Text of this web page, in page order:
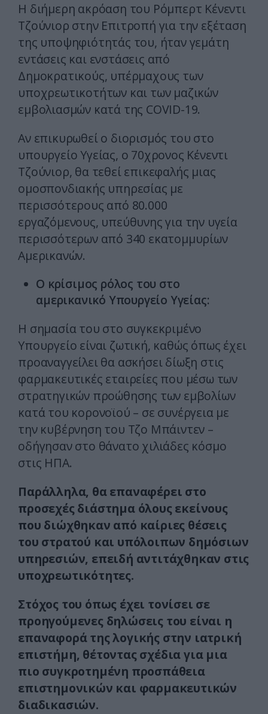
Η διήμερη ακρόαση του Ρόμπερτ Κένεντι
Τζούνιορ στην Επιτροπή για την εξέταση
της υποψηφιότητάς του, ήταν γεμάτη
εντάσεις και ενστάσεις από
Δημοκρατικούς, υπέρμαχους των
υποχρεωτικοτήτων και των μαζικών
εμβολιασμών κατά της COVID-19.
Αν επικυρωθεί ο διορισμός του στο
υπουργείο Υγείας, ο 70χρονος Κένεντι
Τζούνιορ, θα τεθεί επικεφαλής μιας
ομοσπονδιακής υπηρεσίας με
περισσότερους από 80.000
εργαζόμενους, υπεύθυνης για την υγεία
περισσότερων από 340 εκατομμυρίων
Αμερικανών.
Ο κρίσιμος ρόλος του στο
αμερικανικό Υπουργείο Υγείας:
Η σημασία του στο συγκεκριμένο
Υπουργείο είναι ζωτική, καθώς όπως έχει
προαναγγείλει θα ασκήσει δίωξη στις
φαρμακευτικές εταιρείες που μέσω των
στρατηγικών προώθησης των εμβολίων
κατά του κορονοϊού – σε συνέργεια με
την κυβέρνηση του Τζο Μπάιντεν –
οδήγησαν στο θάνατο χιλιάδες κόσμο
στις ΗΠΑ.
Παράλληλα, θα επαναφέρει στο
προσεχές διάστημα όλους εκείνους
που διώχθηκαν από καίριες θέσεις
του στρατού και υπόλοιπων δημόσιων
υπηρεσιών, επειδή αντιτάχθηκαν στις
υποχρεωτικότητες.
Στόχος του όπως έχει τονίσει σε
προηγούμενες δηλώσεις του είναι η
επαναφορά της λογικής στην ιατρική
επιστήμη, θέτοντας σχέδια για μια
πιο συγκροτημένη προσπάθεια
επιστημονικών και φαρμακευτικών
διαδικασιών.